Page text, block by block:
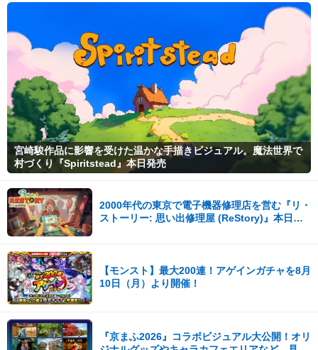
宮崎駿作品に影響を受けた温かな手描きビジュアル。魔法世界で
村づくり『Spiritstead』本日発売
2000年代の東京で電子機器修理店を営む『リ・
ストーリー: 思い出修理屋 (ReStory)』本日
【モンスト】最大200連！アゲインガチャを8月
10日（月）より開催！
『京まふ2026』コラボビジュアル大公開！オリ